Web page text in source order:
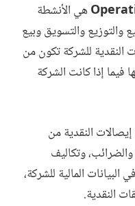
هي الأنشطة
والتوزيع والتسويق وبيع
للشركة تكون من
فيما إذا كانت الشركة
النقدية من
وتكاليف
المالية للشركة،
النقدية.